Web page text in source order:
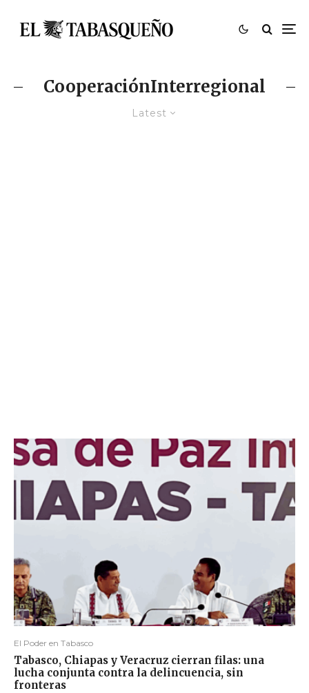
CooperaciónInterregional
Latest
El Poder en Tabasco
Tabasco, Chiapas y Veracruz cierran filas: una
lucha conjunta contra la delincuencia, sin
fronteras